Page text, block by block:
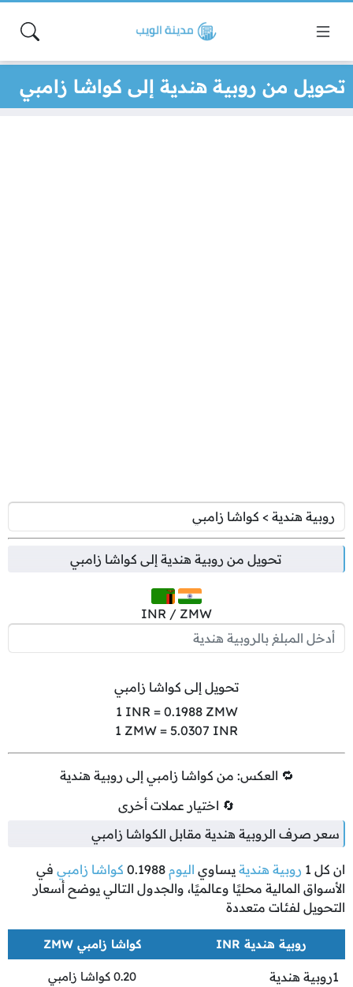
تحويل من روبية هندية إلى كواشا زامبي
تحويل من روبية هندية إلى كواشا زامبي
INR / ZMW
تحويل إلى كواشا زامبي
1 INR = 0.1988ZMW
1 ZMW = 5.0307 INR
🔁 العكس: من كواشا زامبي إلى روبية هندية
🔄 اختيار عملات أخرى
سعر صرف الروبية هندية مقابل الكواشا زامبي
ان كل 1 روبية هندية يساوي اليوم 0.1988 كواشا زامبي في
الأسواق المالية محليًا وعالميًا، والجدول التالي يوضح أسعار
التحويل لفئات متعددة
روبية هندية INR كواشا زامبي ZMW
1روبية هندية 0.20 كواشا زامبي